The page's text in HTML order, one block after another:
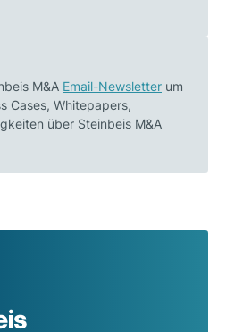
M&A Email-Newsletter um
Cases, Whitepapers,
über Steinbeis M&A